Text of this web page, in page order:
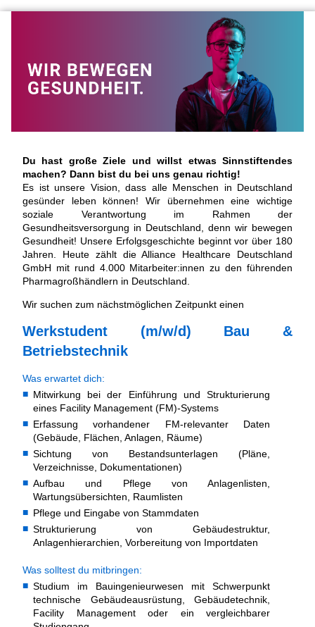
Du hast große Ziele und willst etwas Sinnstiftendes
machen? Dann bist du bei uns genau richtig!
Es ist unsere Vision, dass alle Menschen in Deutschland
gesünder leben können! Wir übernehmen eine wichtige
soziale Verantwortung im Rahmen der
Gesundheitsversorgung in Deutschland, denn wir bewegen
Gesundheit! Unsere Erfolgsgeschichte beginnt vor über 180
Jahren. Heute zählt die Alliance Healthcare Deutschland
GmbH mit rund 4.000 Mitarbeiter:innen zu den führenden
Pharmagroßhändlern in Deutschland.
Wir suchen zum nächstmöglichen Zeitpunkt einen
Werkstudent (m/w/d) Bau &
Betriebstechnik
Was erwartet dich:
Mitwirkung bei der Einführung und Strukturierung
eines Facility Management (FM)-Systems
Erfassung vorhandener FM-relevanter Daten
(Gebäude, Flächen, Anlagen, Räume)
Sichtung von Bestandsunterlagen (Pläne,
Verzeichnisse, Dokumentationen)
Aufbau und Pflege von Anlagenlisten,
Wartungsübersichten, Raumlisten
Pflege und Eingabe von Stammdaten
Strukturierung von Gebäudestruktur,
Anlagenhierarchien, Vorbereitung von Importdaten
Was solltest du mitbringen:
Studium im Bauingenieurwesen mit Schwerpunkt
technische Gebäudeausrüstung, Gebäudetechnik,
Facility Management oder ein vergleichbarer